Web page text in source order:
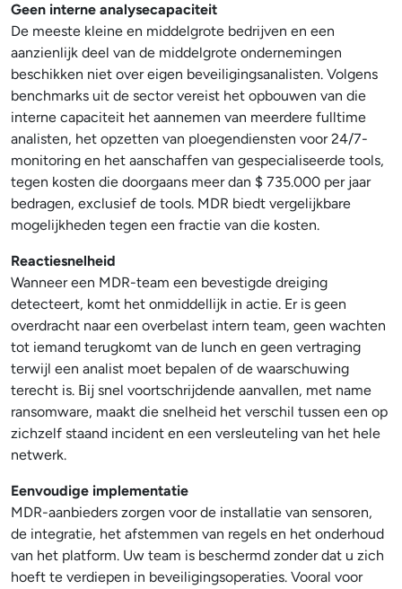
Geen interne analysecapaciteit
De meeste kleine en middelgrote bedrijven en een
aanzienlijk deel van de middelgrote ondernemingen
beschikken niet over eigen beveiligingsanalisten. Volgens
benchmarks uit de sector vereist het opbouwen van die
interne capaciteit het aannemen van meerdere fulltime
analisten, het opzetten van ploegendiensten voor 24/7-
monitoring en het aanschaffen van gespecialiseerde tools,
tegen kosten die doorgaans meer dan $ 735.000 per jaar
bedragen, exclusief de tools. MDR biedt vergelijkbare
mogelijkheden tegen een fractie van die kosten.
Reactiesnelheid
Wanneer een MDR-team een bevestigde dreiging
detecteert, komt het onmiddellijk in actie. Er is geen
overdracht naar een overbelast intern team, geen wachten
tot iemand terugkomt van de lunch en geen vertraging
terwijl een analist moet bepalen of de waarschuwing
terecht is. Bij snel voortschrijdende aanvallen, met name
ransomware, maakt die snelheid het verschil tussen een op
zichzelf staand incident en een versleuteling van het hele
netwerk.
Eenvoudige implementatie
MDR-aanbieders zorgen voor de installatie van sensoren,
de integratie, het afstemmen van regels en het onderhoud
van het platform. Uw team is beschermd zonder dat u zich
hoeft te verdiepen in beveiligingsoperaties. Vooral voor